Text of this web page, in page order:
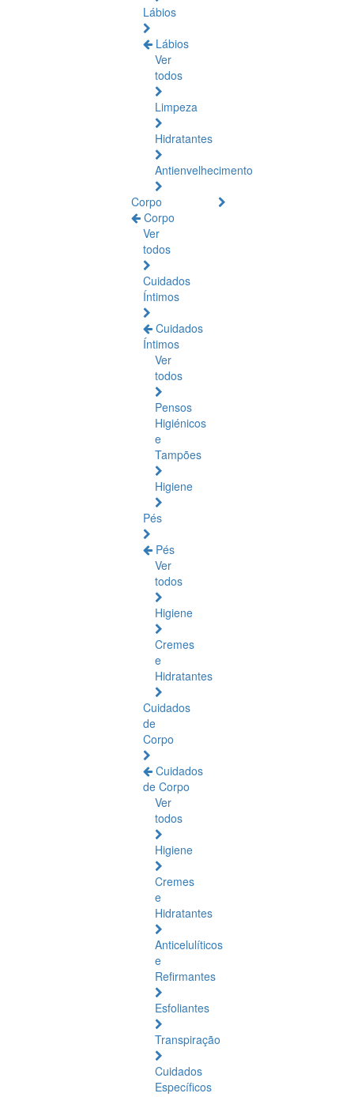
Lábios
Lábios
Ver
todos
Limpeza
Hidratantes
Antienvelhecimento
Corpo
Corpo
Ver
todos
Cuidados
Íntimos
Cuidados
Íntimos
Ver
todos
Pensos
Higiénicos
e
Tampões
Higiene
Pés
Pés
Ver
todos
Higiene
Cremes
e
Hidratantes
Cuidados
de
Corpo
Cuidados
de Corpo
Ver
todos
Higiene
Cremes
e
Hidratantes
Anticelulíticos
e
Refirmantes
Esfoliantes
Transpiração
Cuidados
Específicos